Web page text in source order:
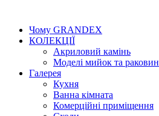
Чому GRANDEX
КОЛЕКЦІЇ
Акриловий камінь
Моделі мийок та раковин
Галерея
Кухня
Ванна кімната
Комерційні приміщення